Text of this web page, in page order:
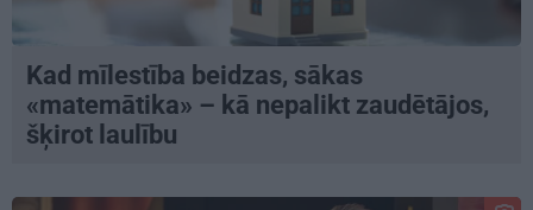
Kad mīlestība beidzas, sākas
«matemātika» – kā nepalikt zaudētājos,
šķirot laulību